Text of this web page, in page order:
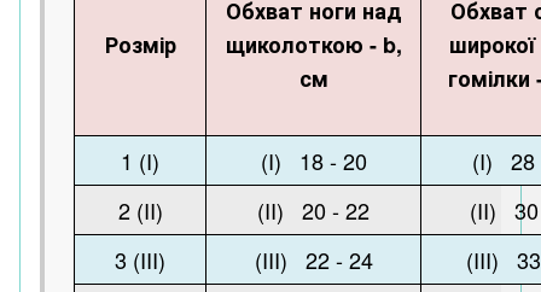
Розмір
Обхват ноги над
щиколоткою - b,
см
Обхват
1 (I) (I) 18 - 20
(I) 28
2 (II)
(II) 20 - 22
(II) 30
3 (III)
(III) 22 - 24
(III)